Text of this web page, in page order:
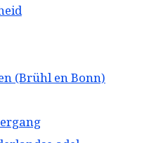
(Brühl en Bonn)